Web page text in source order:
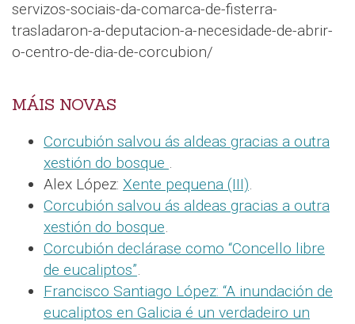
servizos-sociais-da-comarca-de-fisterra-
trasladaron-a-deputacion-a-necesidade-de-abrir-
o-centro-de-dia-de-corcubion/
MÁIS NOVAS
Corcubión salvou ás aldeas gracias a outra
xestión do bosque .
Alex López: Xente pequena (III).
Corcubión salvou ás aldeas gracias a outra
xestión do bosque.
Corcubión declárase como “Concello libre
de eucaliptos”.
Francisco Santiago López: “A inundación de
eucaliptos en Galicia é un verdadeiro un